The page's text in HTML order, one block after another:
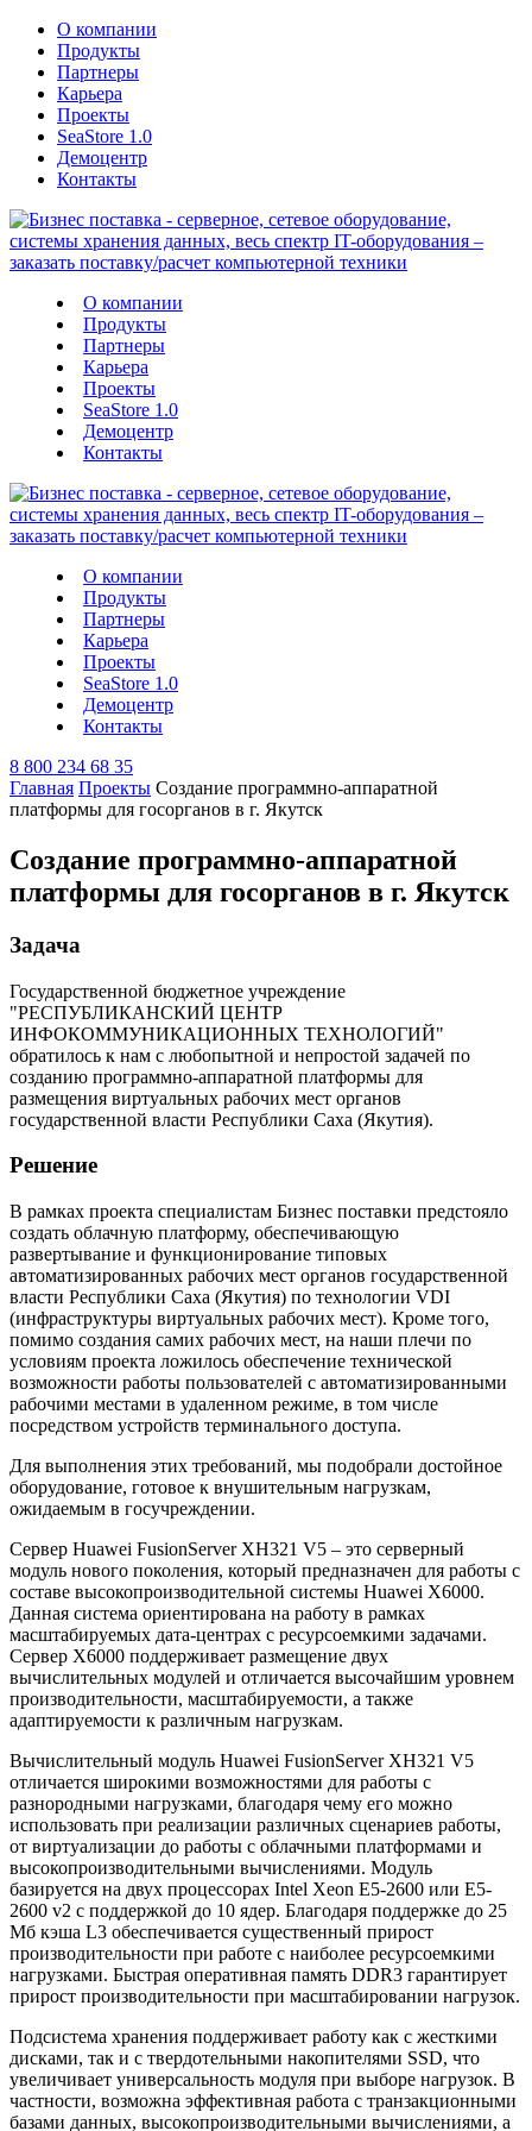
О компании
Продукты
Партнеры
Карьера
Проекты
SeaStore 1.0
Демоцентр
Контакты
О компании
Продукты
Партнеры
Карьера
Проекты
SeaStore 1.0
Демоцентр
Контакты
О компании
Продукты
Партнеры
Карьера
Проекты
SeaStore 1.0
Демоцентр
Контакты
8 800 234 68 35
Главная Проекты Создание программно-аппаратной
платформы для госорганов в г. Якутск
Создание программно-аппаратной
платформы для госорганов в г. Якутск
Задача
Государственной бюджетное учреждение
"РЕСПУБЛИКАНСКИЙ ЦЕНТР
ИНФОКОММУНИКАЦИОННЫХ ТЕХНОЛОГИЙ"
обратилось к нам с любопытной и непростой задачей по
созданию программно-аппаратной платформы для
размещения виртуальных рабочих мест органов
государственной власти Республики Саха (Якутия).
Решение
В рамках проекта специалистам Бизнес поставки предстояло
создать облачную платформу, обеспечивающую
развертывание и функционирование типовых
автоматизированных рабочих мест органов государственной
власти Республики Саха (Якутия) по технологии VDI
(инфраструктуры виртуальных рабочих мест). Кроме того,
помимо создания самих рабочих мест, на наши плечи по
условиям проекта ложилось обеспечение технической
возможности работы пользователей с автоматизированными
рабочими местами в удаленном режиме, в том числе
посредством устройств терминального доступа.
Для выполнения этих требований, мы подобрали достойное
оборудование, готовое к внушительным нагрузкам,
ожидаемым в госучреждении.
Сервер Huawei FusionServer XH321 V5 – это серверный
модуль нового поколения, который предназначен для работы с
составе высокопроизводительной системы Huawei X6000.
Данная система ориентирована на работу в рамках
масштабируемых дата-центрах с ресурсоемкими задачами.
Сервер X6000 поддерживает размещение двух
вычислительных модулей и отличается высочайшим уровнем
производительности, масштабируемости, а также
адаптируемости к различным нагрузкам.
Вычислительный модуль Huawei FusionServer XH321 V5
отличается широкими возможностями для работы с
разнородными нагрузками, благодаря чему его можно
использовать при реализации различных сценариев работы,
от виртуализации до работы с облачными платформами и
высокопроизводительными вычислениями. Модуль
базируется на двух процессорах Intel Xeon E5-2600 или E5-
2600 v2 с поддержкой до 10 ядер. Благодаря поддержке до 25
Мб кэша L3 обеспечивается существенный прирост
производительности при работе с наиболее ресурсоемкими
нагрузками. Быстрая оперативная память DDR3 гарантирует
прирост производительности при масштабировании нагрузок.
Подсистема хранения поддерживает работу как с жесткими
дисками, так и с твердотельными накопителями SSD, что
увеличивает универсальность модуля при выборе нагрузок. В
частности, возможна эффективная работа с транзакционными
базами данных, высокопроизводительными вычислениями, а